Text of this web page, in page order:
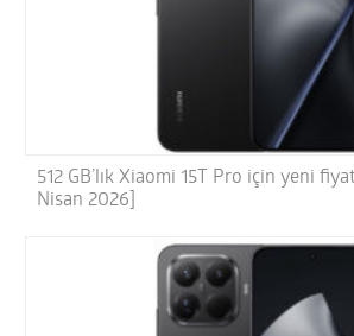
512 GB’lık Xiaomi 15T Pro için yeni
Nisan 2026]